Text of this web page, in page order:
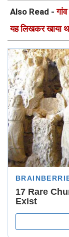
Also Read -
यह लिखकर खाया